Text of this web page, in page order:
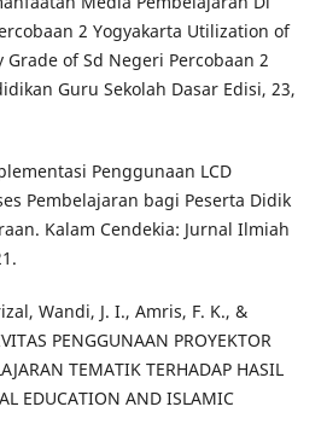
2 Yogyakarta Utilization of
of Sd Negeri Percobaan 2
Guru Sekolah Dasar Edisi, 23,
Penggunaan LCD
Pembelajaran bagi Peserta Didik
Kalam Cendekia: Jurnal Ilmiah
Wandi, J. I., Amris, F. K., &
PENGGUNAAN PROYEKTOR
TEMATIK TERHADAP HASIL
EDUCATION AND ISLAMIC